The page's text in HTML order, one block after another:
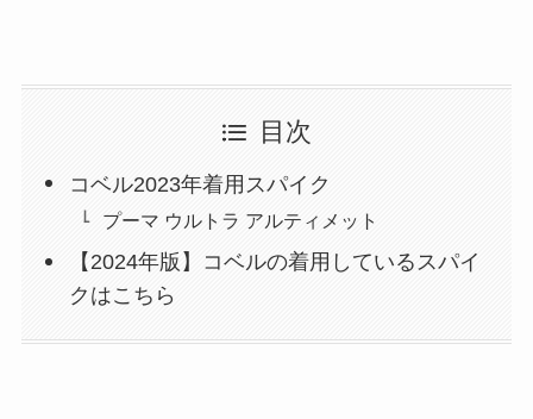
目次
コベル2023年着用スパイク
プーマ ウルトラ アルティメット
【2024年版】コベルの着用しているスパイ
クはこちら